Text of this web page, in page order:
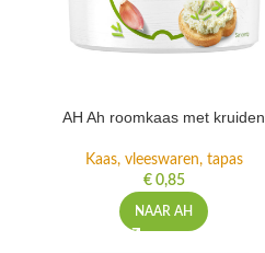
AH Ah roomkaas met kruiden
Kaas, vleeswaren, tapas
€0,85
NAAR AH